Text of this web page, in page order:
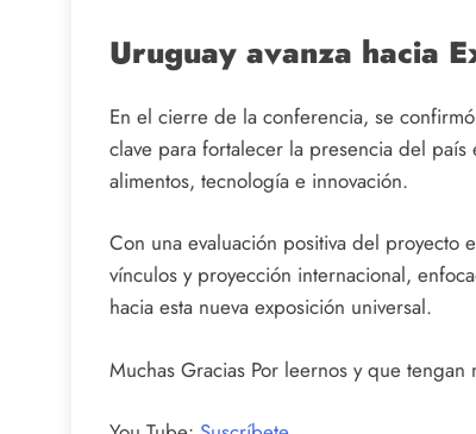
Uruguay avanza hacia
En el cierre de la conferencia, se
clave para fortalecer la presencia del
alimentos, tecnología e innovación.
Con una evaluación positiva del proyecto
vínculos y proyección internacional,
hacia esta nueva exposición universal.
Muchas Gracias Por leernos y que